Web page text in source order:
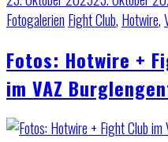
Fotogalerien Fight Club, Hotwire,
Fotos: Hotwire +
im VAZ